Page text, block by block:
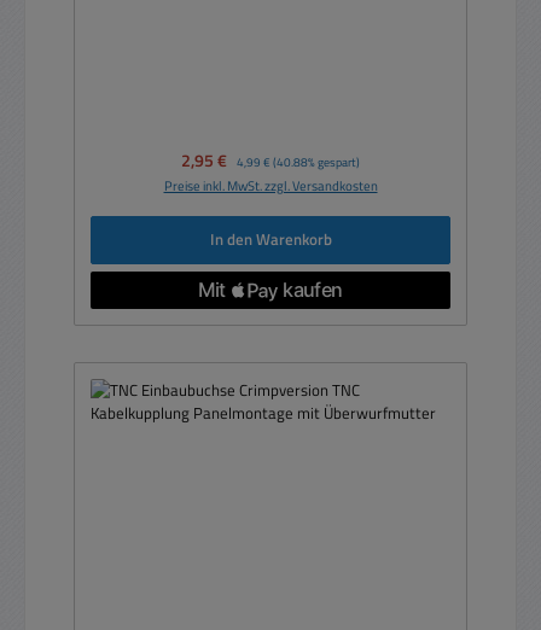
Verkaufspreis:
2,95 € Regulärer Preis:
4,99 € (40.88% gespart)
Preise inkl. MwSt. zzgl. Versandkosten
In den Warenkorb